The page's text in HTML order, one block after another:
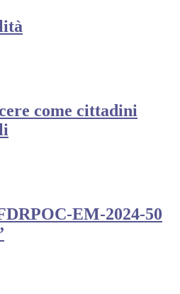
come cittadini
EM-2024-50